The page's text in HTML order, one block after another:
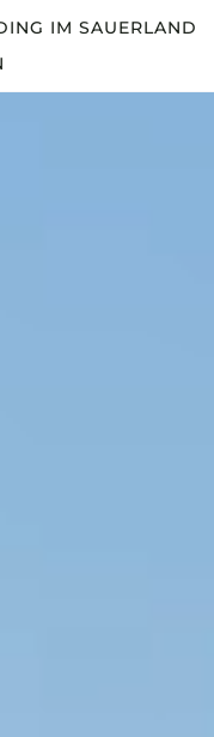
IM SAUERLAND